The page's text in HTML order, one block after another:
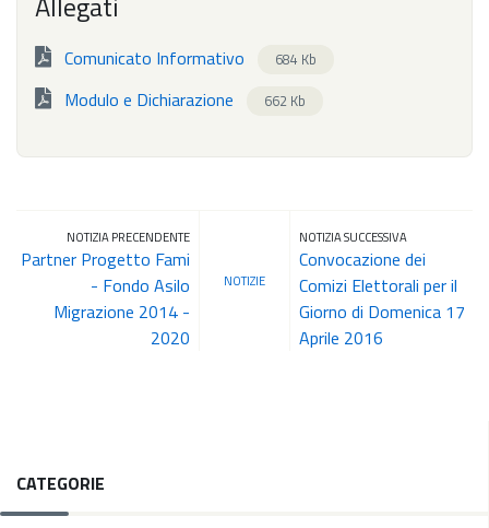
Comunicato Informativo 684 Kb
Modulo e Dichiarazione 662 Kb
NOTIZIA PRECENDENTE
Partner Progetto Fami
- Fondo Asilo
Migrazione 2014 -
2020
NOTIZIE
NOTIZIA SUCCESSIVA
Convocazione dei
Comizi Elettorali per il
Giorno di Domenica 17
Aprile 2016
CATEGORIE